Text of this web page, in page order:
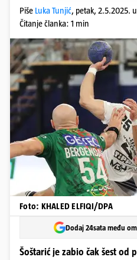
Piše Luka Tunjić, petak, 2.5.2025.
Čitanje članka: 1 min
Foto: KHALED ELFIQI/DPA
Dodaj 24sata među
Šoštarić je zabio čak šest od